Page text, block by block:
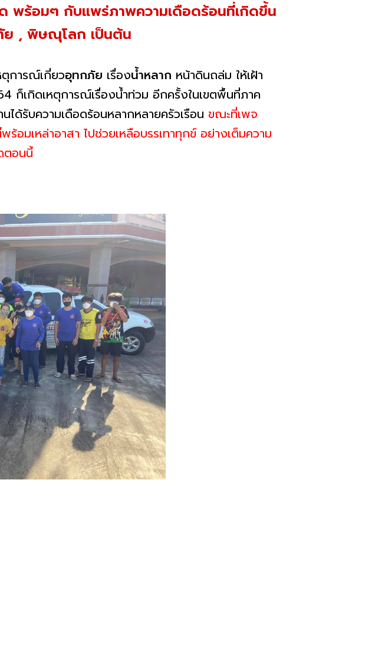
พร้อมๆ กับแพร่ภาพความเดือดร้อนที่เกิดขึ้น
ย , พิษณุโลก เป็นต้น
ตุการณ์เกี่ยวอุทกภัย เรื่องน้ำหลาก หน้าดินถล่ม ให้เฝ้า
ก็เกิดเหตุการณ์เรื่องน้ำท่วม อีกครั้งในเขตพื้นที่ภาค
ได้รับความเดือดร้อนหลากหลายครัวเรือน ขณะที่เพจ
มเหล่าอาสา ไปช่วยเหลือบรรเทาทุกข์ อย่างเต็มความ
ตอนนี้